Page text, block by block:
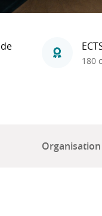
180
Organisation